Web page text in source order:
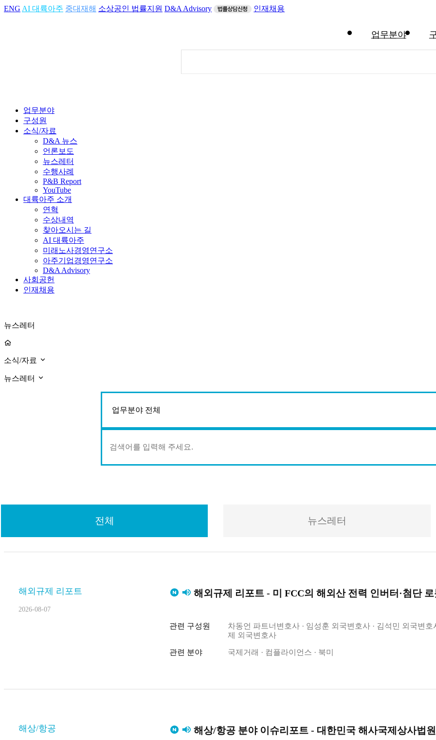
ENG AI 대륙아주 중대재해 소상공인 법률지원 D&A Advisory 인재채용
업무분야
업무분야
구성원
소식/자료
D&A 뉴스
언론보도
뉴스레터
수행사례
P&B Report
YouTube
대륙아주 소개
연혁
수상내역
찾아오시는 길
AI 대륙아주
미래노사경영연구소
아주기업경영연구소
D&A Advisory
사회공헌
인재채용
뉴스레터
소식/자료
뉴스레터
전체 뉴스레터
해외규제 리포트
2026-08-07
해외규제 리포트 - 미 FCC의 해외산 전력 인버터·첨단 로봇
관련 구성원 차동언 파트너변호사 임성훈 외국변호사 김석민 외국변호
제 외국변호사
관련 분야 국제거래 컴플라이언스 북미
해상/항공 해상/항공 분야 이슈리포트 - 대한민국 해사국제상사법